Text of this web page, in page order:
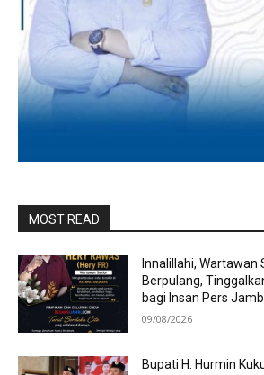
MOST READ
Innalillahi, Wartawan
Berpulang,
bagi Insan Pers
09/08/2026
Bupati H. Hurmin